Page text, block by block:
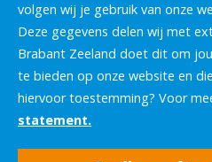
volgen wij je gebruik van onze
Deze gegevens delen wij met
Brabant Zeeland doet dit om
te bieden op onze website en
hiervoor toestemming? Voor
statement.